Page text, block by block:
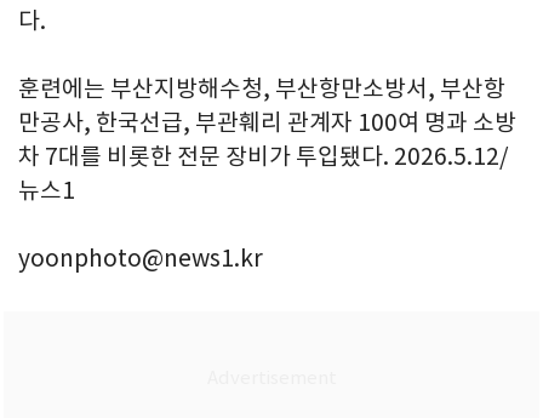
다.
훈련에는 부산지방해수청, 부산항만소방서, 부산항
만공사, 한국선급, 부관훼리 관계자 100여 명과 소방
차 7대를 비롯한 전문 장비가 투입됐다. 2026.5.12/
뉴스1
yoonphoto@news1.kr